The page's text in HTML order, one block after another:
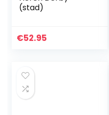
(stad)
€52.95